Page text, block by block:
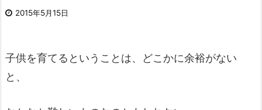
2015年5月15日
子供を育てるということは、どこかに余裕がない
と、